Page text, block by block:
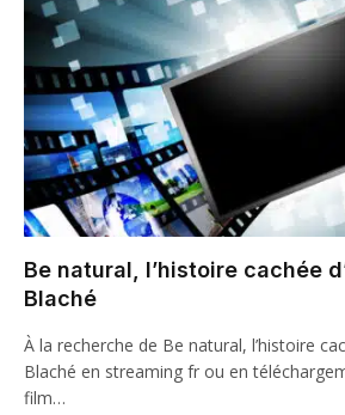
Be natural, l’histoire cachée
Blaché
À la recherche de Be natural, l’histoire
Blaché en streaming fr ou en
film…